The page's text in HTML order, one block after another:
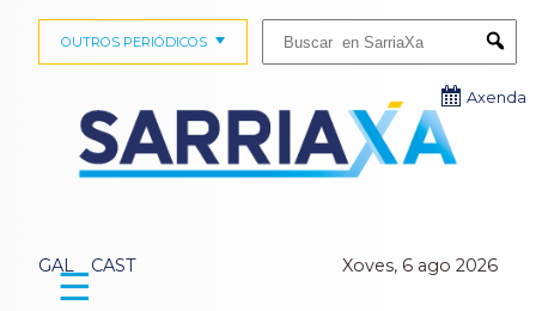
GAL CAST Xoves, 6 ago 2026
OUTROS PERIÓDICOS
Axenda
☰